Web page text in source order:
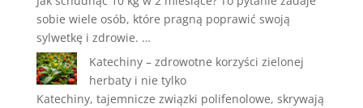
sobie wiele osób, które pragną poprawić swoją
sylwetkę i zdrowie. …
Katechiny – zdrowotne korzyści zielonej
herbaty i nie tylko
Katechiny, tajemnicze związki polifenolowe, skrywają